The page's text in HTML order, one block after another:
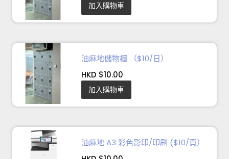
加入購物車
油麻地儲物櫃 （$10/日）
HKD $10.00
加入購物車
油麻地 A3 彩色影印/印刷 ($10/頁）